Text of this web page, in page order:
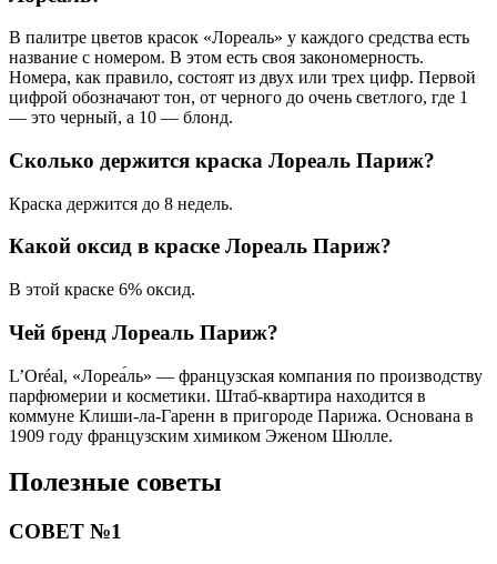
В палитре цветов красок «Лореаль» у каждого средства есть
название с номером. В этом есть своя закономерность.
Номера, как правило, состоят из двух или трех цифр. Первой
цифрой обозначают тон, от черного до очень светлого, где 1
— это черный, а 10 — блонд.
Сколько держится краска Лореаль Париж?
Краска держится до 8 недель.
Какой оксид в краске Лореаль Париж?
В этой краске 6% оксид.
Чей бренд Лореаль Париж?
L’Oréal, «Лореа́ль» — французская компания по производству
парфюмерии и косметики. Штаб-квартира находится в
коммуне Клиши-ла-Гаренн в пригороде Парижа. Основана в
1909 году французским химиком Эженом Шюлле.
Полезные советы
СОВЕТ №1